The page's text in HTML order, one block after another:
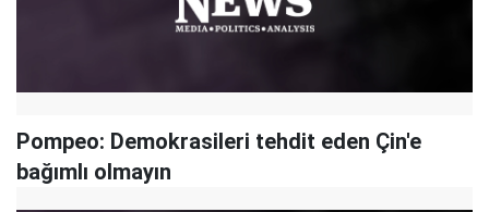
Pompeo: Demokrasileri tehdit eden Çin'e
bağımlı olmayın